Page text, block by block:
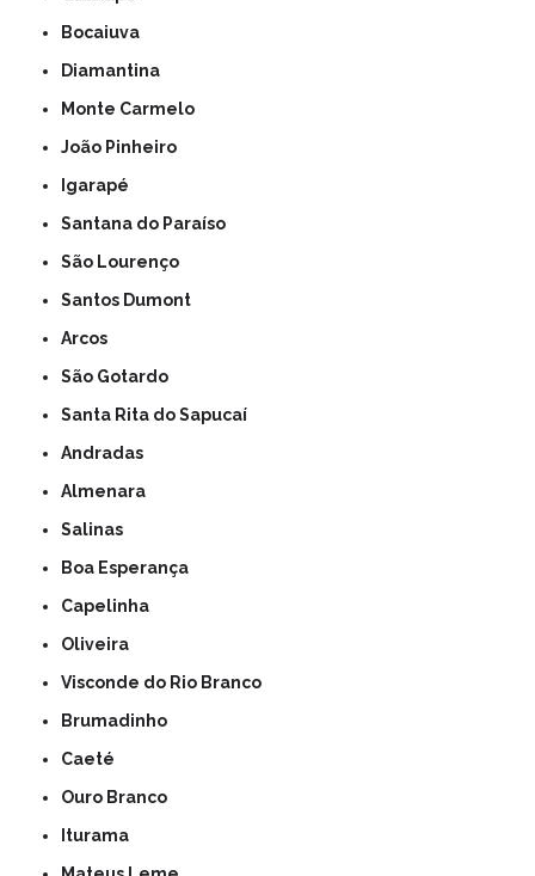
Bocaiuva
Diamantina
Monte Carmelo
João Pinheiro
Igarapé
Santana do Paraíso
São Lourenço
Santos Dumont
Arcos
São Gotardo
Santa Rita do Sapucaí
Andradas
Almenara
Salinas
Boa Esperança
Capelinha
Oliveira
Visconde do Rio Branco
Brumadinho
Caeté
Ouro Branco
Iturama